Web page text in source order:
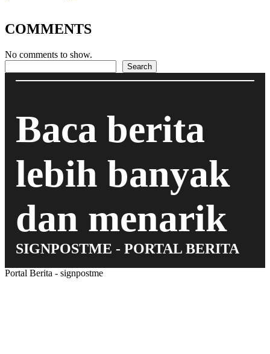
COMMENTS
No comments to show.
Search
Baca berita
lebih banyak
dan menarik
SIGNPOSTME - PORTAL BERITA
Portal Berita - signpostme